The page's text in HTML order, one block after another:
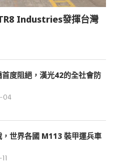
Industries發揮台灣
度阻絕，漢光42的全社會防
04
，世界各國 M113 裝甲運兵車